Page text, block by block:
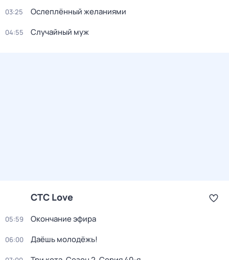
03:25 Ослеплённый желаниями
04:55 Случайный муж
СТС Love
05:59 Окончание эфира
06:00 Даёшь молодёжь!